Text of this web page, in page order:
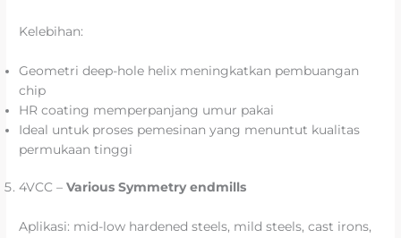
Kelebihan:
Geometri deep-hole helix meningkatkan pembuangan
chip
HR coating memperpanjang umur pakai
Ideal untuk proses pemesinan yang menuntut kualitas
permukaan tinggi
4VCC –Various Symmetry endmills
Aplikasi: mid-low hardened steels, mild steels, cast irons,